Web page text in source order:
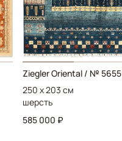
Ziegler Oriental / № 5655
250 x 203 см
шерсть
585 000 ₽